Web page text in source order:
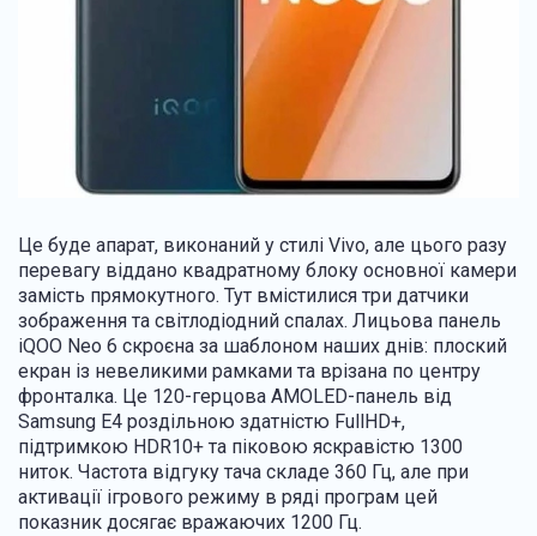
Це буде апарат, виконаний у стилі Vivo, але цього разу
перевагу віддано квадратному блоку основної камери
замість прямокутного. Тут вмістилися три датчики
зображення та світлодіодний спалах. Лицьова панель
iQOO Neo 6 скроєна за шаблоном наших днів: плоский
екран із невеликими рамками та врізана по центру
фронталка. Це 120-герцова AMOLED-панель від
Samsung E4 роздільною здатністю FullHD+,
підтримкою HDR10+ та піковою яскравістю 1300
ниток. Частота відгуку тача складе 360 Гц, але при
активації ігрового режиму в ряді програм цей
показник досягає вражаючих 1200 Гц.